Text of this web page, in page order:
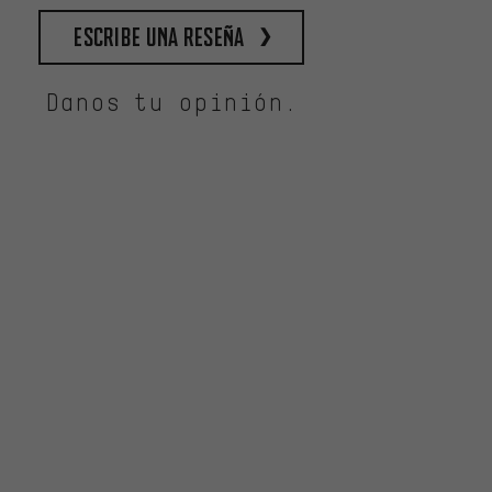
escribe una reseña
Danos tu opinión.